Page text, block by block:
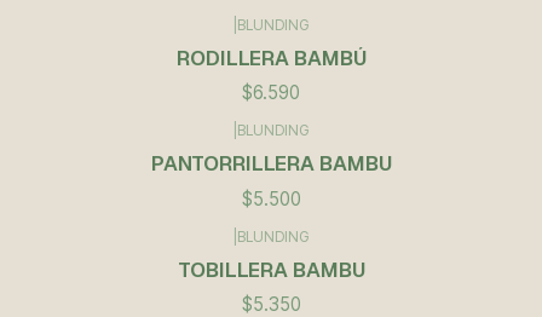
BLUNDING
RODILLERA BAMBÚ
$6.590
BLUNDING
PANTORRILLERA BAMBU
$5.500
BLUNDING
TOBILLERA BAMBU
$5.350